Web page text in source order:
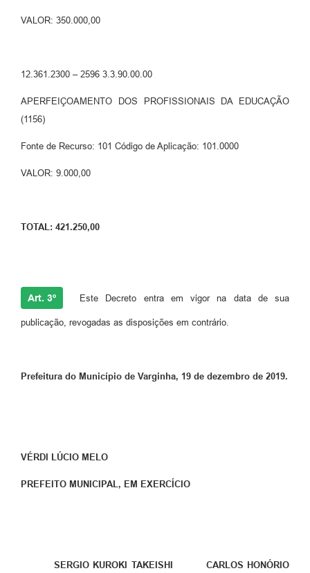
VALOR: 350.000,00
12.361.2300 – 2596 3.3.90.00.00
APERFEIÇOAMENTO DOS PROFISSIONAIS DA EDUCAÇÃO
(1156)
Fonte de Recurso: 101 Código de Aplicação: 101.0000
VALOR: 9.000,00
TOTAL: 421.250,00
Art. 3º Este Decreto entra em vigor na data de sua
publicação, revogadas as disposições em contrário.
Prefeitura do Município de Varginha, 19 de dezembro de 2019.
VÉRDI LÚCIO MELO
PREFEITO MUNICIPAL, EM EXERCÍCIO
SERGIO KUROKI TAKEISHI CARLOS HONÓRIO